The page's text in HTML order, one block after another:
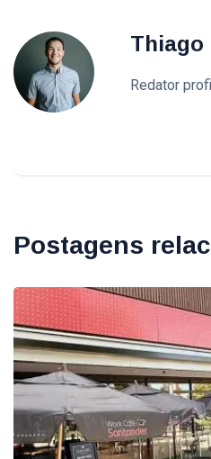
Thiago
Redator
Postagens